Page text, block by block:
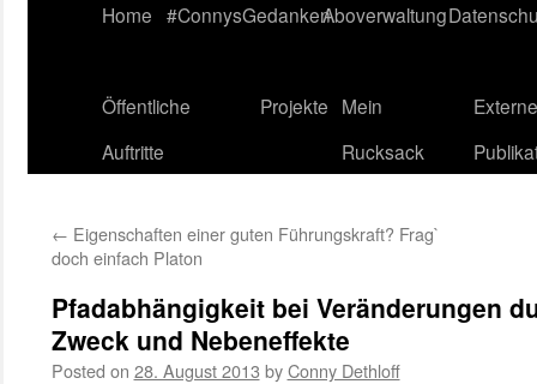
content
Home #ConnysGedankenAboverwaltung
Öffentliche
Auftritte
Projekte Mein
Rucksack
Externe
← Eigenschaften einer guten Führungskraft? Frag`
doch einfach Platon
Pfadabhängigkeit bei Veränderungen
Zweck und Nebeneffekte
Posted on 28. August 2013 by Conny Dethloff